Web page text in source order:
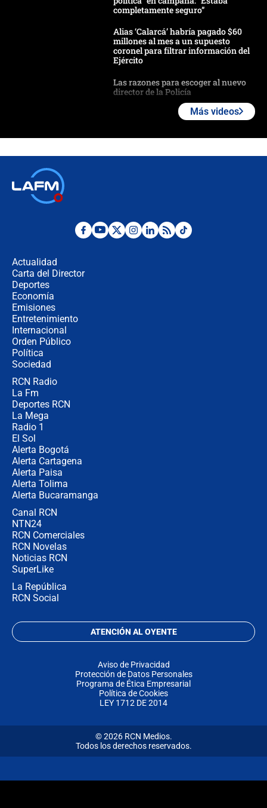
completamente seguro”
Alias ‘Calarcá’ habría pagado $60
millones al mes a un supuesto
coronel para filtrar información del
Ejército
Las razones para escoger al nuevo
director de la Policía
futuro les espera a las cabalgatas en
"No hubo fraude ni posibilidad de
Más videos
Actualidad
Carta del Director
Deportes
Economía
Emisiones
Entretenimiento
Internacional
Orden Público
Política
Sociedad
RCN Radio
La Fm
Deportes RCN
La Mega
Radio 1
El Sol
Alerta Bogotá
Alerta Cartagena
Alerta Paisa
Alerta Tolima
Alerta Bucaramanga
Canal RCN
NTN24
RCN Comerciales
RCN Novelas
Noticias RCN
SuperLike
La República
RCN Social
ATENCIÓN AL OYENTE
Aviso de Privacidad
Protección de Datos Personales
Programa de Ética Empresarial
Política de Cookies
LEY 1712 DE 2014
© 2026 RCN Medios.
Todos los derechos reservados.